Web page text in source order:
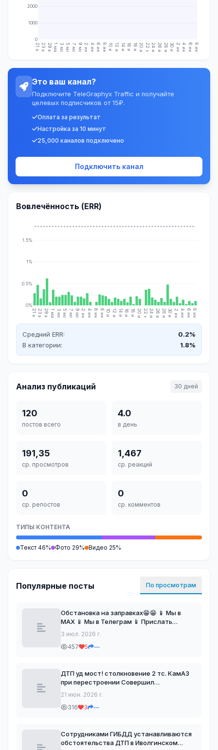
21 апр.23 апр.29 апр. 1 мая 3 мая5 мая 7 мая 9 мая2 июн.4 июн. 6 июн.8 июн. 10 июн.12 июн.14 июн.16 июн.18 июн.20 июн.22 июн.24 июн.26 июн.28 июн.30 июн.2 июл.4 июл. 6 июл.8 июл.
0
1000
2000
Это ваш канал?
Подключите TeleGraphyx Traffic и получайте
целевых подписчиков от 15₽.
Оплата за результат
Настройка за 10 минут
25,000 каналов подключено
Подключить канал
Вовлечённость (ERR)
21 апр.23 апр.29 апр. 1 мая 3 мая5 мая 7 мая 9 мая2 июн.4 июн. 6 июн.8 июн. 10 июн.12 июн.14 июн.16 июн.18 июн.20 июн.22 июн.24 июн.26 июн.28 июн.30 июн.2 июл.4 июл. 6 июл.8 июл.
0%
0.5%
1%
1.5%
Средний ERR:
0.2%
В категории:
1.8%
Анализ публикаций 30 дней
120
постов всего
4.0
в день
191,35
ср. просмотров
1,467
ср. реакций
0
ср. репостов
0
ср. комментов
ТИПЫ КОНТЕНТА
Текст 46% Фото 29% Видео 25%
Популярные посты По просмотрам
Обстановка на заправках😁😁 📱 Мы в
МАХ 📱 Мы в Телеграм 📱 Прислать
новость в Телеграм 📱 Прислать новость
3 июл. 2026 г.
457
5 —
ДТП уд мост! столкновение 2 тс. КамАЗ
при перестроении Совершил
столкновение с автомобилем Toyota
МАХ 📱 Мы в Телеграм 📱 Прислать
21 июн. 2026 г.
316
3 —
Сотрудниками ГИБДД устанавливаются
обстоятельства ДТП в Иволгинском